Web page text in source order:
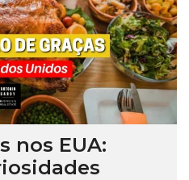
nos EUA: